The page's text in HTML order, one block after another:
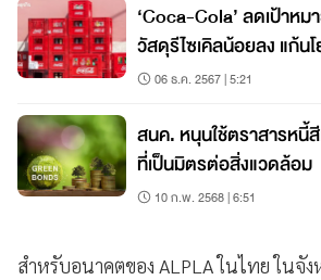
‘Coca-Cola’ ลดเป้าหม
วัสดุรีไซเคิลน้อยลง แก้น
06 ธ.ค. 2567 | 5:21
สนค. หนุนใช้ตราสารหนี้
ที่เป็นมิตรต่อสิ่งแวดล้อม
10 ก.พ. 2568 | 6:51
สำหรับอนาคตของ ALPLA ในไทย ในจั